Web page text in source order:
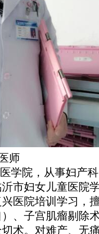
师
学院，从事妇产
市妇女儿童医院
医院培训学习，
、子宫肌瘤剔除
术。对难产、无